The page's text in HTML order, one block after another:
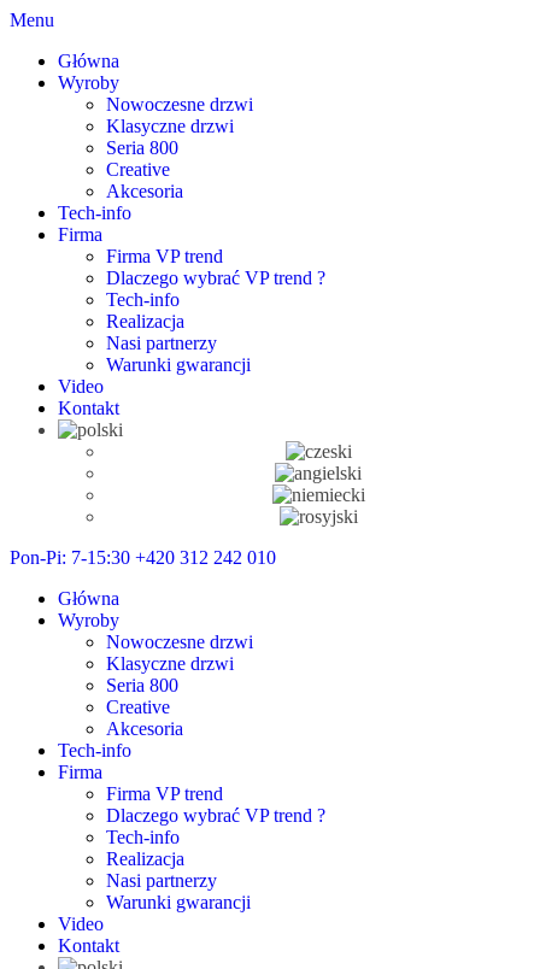
Menu
Główna
Wyroby
Nowoczesne drzwi
Klasyczne drzwi
Seria 800
Creative
Akcesoria
Tech-info
Firma
Firma VP trend
Dlaczego wybrać VP trend ?
Tech-info
Realizacja
Nasi partnerzy
Warunki gwarancji
Video
Kontakt
Pon-Pi: 7-15:30 +420 312 242 010
Główna
Wyroby
Nowoczesne drzwi
Klasyczne drzwi
Seria 800
Creative
Akcesoria
Tech-info
Firma
Firma VP trend
Dlaczego wybrać VP trend ?
Tech-info
Realizacja
Nasi partnerzy
Warunki gwarancji
Video
Kontakt